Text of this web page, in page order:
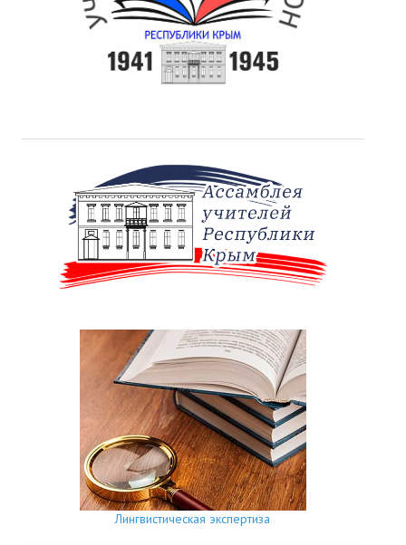
Лингвистическая экспертиза